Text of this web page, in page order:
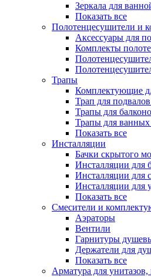
Зеркала для
Показать все
Полотенцесушители и
Аксессуары для
Комплекты
Трапы
Комплектующие
Трап для
Трапы для
Трапы для ванных
Показать все
Инсталляции
Бачки скрытого
Инсталляции для
Инсталляции для
Инсталляции для
Показать все
Смесители и
Аэраторы
Вентили
Гарнитуры
Держатели для
Показать все
Арматура для